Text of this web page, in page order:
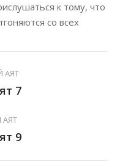
к тому, что
со всех
АЯТ
7
9